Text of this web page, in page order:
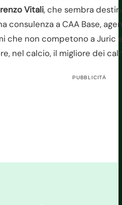
Vitali, che sembra
consulenza a CAA Base,
che non competono a Juric
nel calcio, il migliore dei
PUBBLICITÀ